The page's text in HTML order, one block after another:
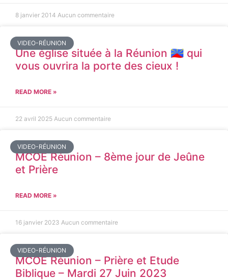
8 janvier 2014 Aucun commentaire
VIDEO-RÉUNION
Une église située à la Réunion 🇷🇪 qui
vous ouvrira la porte des cieux !
READ MORE »
22 avril 2025 Aucun commentaire
VIDEO-RÉUNION
MCOE Réunion – 8ème jour de Jeûne
et Prière
READ MORE »
16 janvier 2023 Aucun commentaire
VIDEO-RÉUNION
MCOE Réunion – Prière et Etude
Biblique – Mardi 27 Juin 2023